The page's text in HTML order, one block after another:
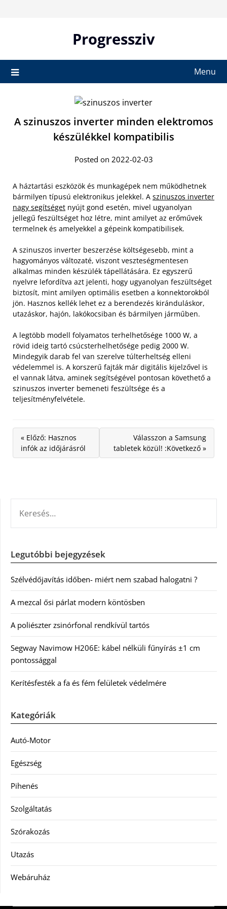
Progressziv
Menu
A szinuszos inverter minden elektromos
készülékkel kompatibilis
Posted on 2022-02-03
A háztartási eszközök és munkagépek nem működhetnek
bármilyen típusú elektronikus jelekkel. A szinuszos inverter
nagy segítséget nyújt gond esetén, mivel ugyanolyan
jellegű feszültséget hoz létre, mint amilyet az erőművek
termelnek és amelyekkel a gépeink kompatibilisek.
A szinuszos inverter beszerzése költségesebb, mint a
hagyományos változaté, viszont veszteségmentesen
alkalmas minden készülék tápellátására. Ez egyszerű
nyelvre lefordítva azt jelenti, hogy ugyanolyan feszültséget
biztosít, mint amilyen optimális esetben a konnektorokból
jön. Hasznos kellék lehet ez a berendezés kiránduláskor,
utazáskor, hajón, lakókocsiban és bármilyen járműben.
A legtöbb modell folyamatos terhelhetősége 1000 W, a
rövid ideig tartó csúcsterhelhetősége pedig 2000 W.
Mindegyik darab fel van szerelve túlterheltség elleni
védelemmel is. A korszerű fajták már digitális kijelzővel is
el vannak látva, aminek segítségével pontosan követhető a
szinuszos inverter bemeneti feszültsége és a
teljesítményfelvétele.
« Előző: Hasznos
infók az időjárásról
Válasszon a Samsung
tabletek közül! :Következő »
Legutóbbi bejegyzések
Szélvédőjavítás időben- miért nem szabad halogatni ?
A mezcal ősi párlat modern köntösben
A poliészter zsinórfonal rendkívül tartós
Segway Navimow H206E: kábel nélküli fűnyírás ±1 cm
pontossággal
Kerítésfesték a fa és fém felületek védelmére
Kategóriák
Autó-Motor
Egészség
Pihenés
Szolgáltatás
Szórakozás
Utazás
Webáruház